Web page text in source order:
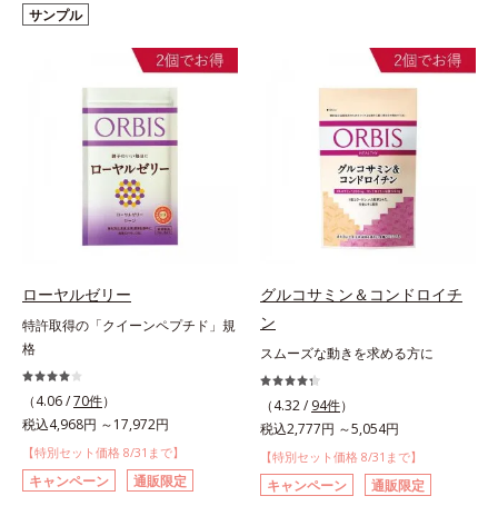
サンプル
ローヤルゼリー
特許取得の「クイーンペプチド」規
格
（4.06 /70件）
税込4,968円 ～17,972円
【特別セット価格 8/31まで】
キャンペーン 通販限定
グルコサミン＆コンドロイチ
ン
スムーズな動きを求める方に
（4.32 / 94件）
税込2,777円 ～5,054円
【特別セット価格 8/31まで】
キャンペーン 通販限定